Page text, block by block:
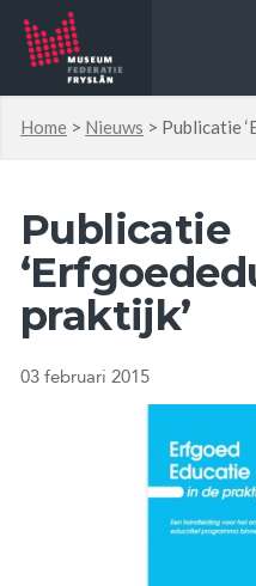
Home > Nieuws > Publicatie
Publicatie
praktijk’
03 februari 2015